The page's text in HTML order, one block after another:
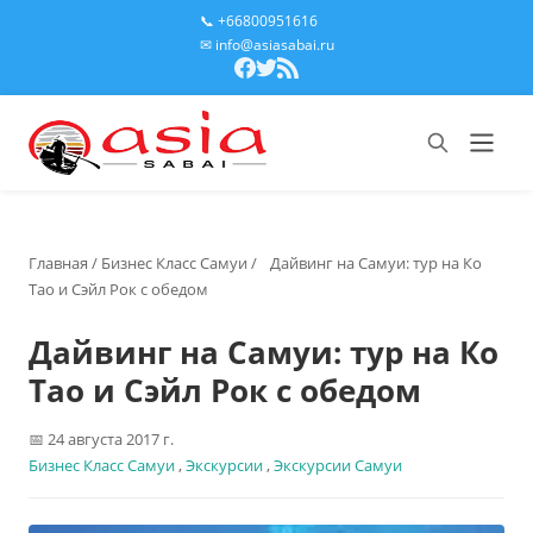
📞 +66800951616
✉ info@asiasabai.ru
Главная / Бизнес Класс Самуи /
Дайвинг на Самуи: тур на Ко
Тао и Сэйл Рок с обедом
Дайвинг на Самуи: тур на Ко
Тао и Сэйл Рок с обедом
24 августа 2017 г.
Бизнес Класс Самуи,Экскурсии,Экскурсии Самуи